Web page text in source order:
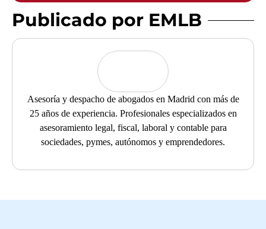
Publicado por EMLB
Asesoría y despacho de abogados en Madrid con más de
25 años de experiencia. Profesionales especializados en
asesoramiento legal, fiscal, laboral y contable para
sociedades, pymes, autónomos y emprendedores.